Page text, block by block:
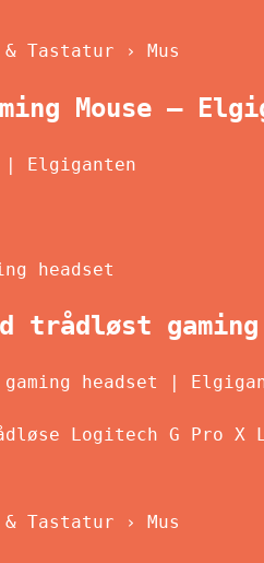
Tastatur › Mus
Mouse –
| Elgiganten
headset
trådløst gaming
headset |
Logitech G Pro
Tastatur › Mus